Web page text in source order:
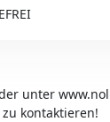
unter
kontaktieren!